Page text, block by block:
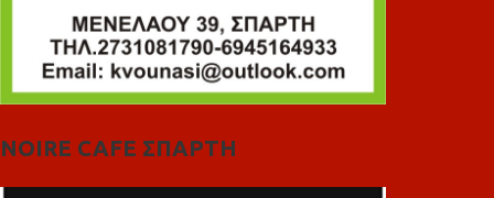
NOIRE CAFE ΣΠΑΡΤΗ